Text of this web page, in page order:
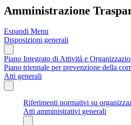
Amministrazione
Espandi Menu
Disposizioni generali
Piano Integrato di Attività e
Piano triennale per prevenzione della
Atti generali
Riferimenti normativi su
Atti amministrativi generali